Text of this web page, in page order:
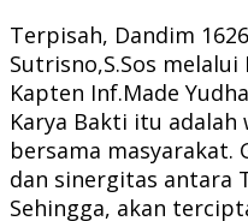
Terpisah, Dandim
Sutrisno,S.Sos
Kapten Inf.Made
Karya Bakti itu
bersama masyarakat.
dan sinergitas antara
Sehingga, akan